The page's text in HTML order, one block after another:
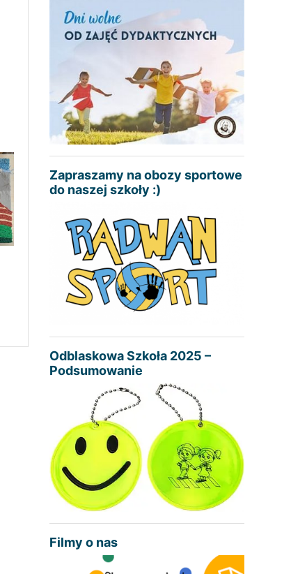
Zapraszamy na obozy sportowe
do naszej szkoły :)
Odblaskowa Szkoła 2025 –
Podsumowanie
Filmy o nas